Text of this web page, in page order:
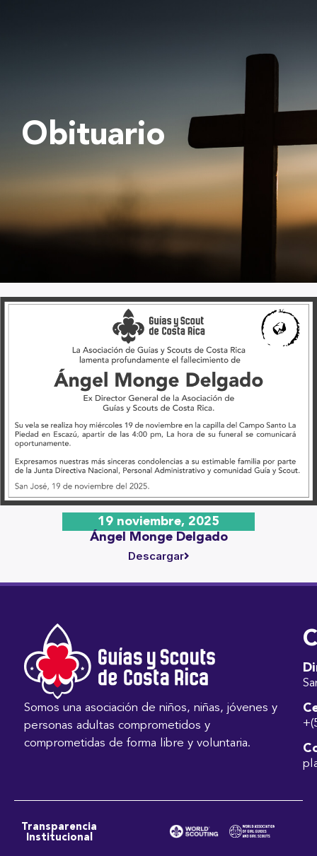
Obituario
19 noviembre, 2025
Ángel Monge Delgado
Descargar
Somos una asociación de niños, niñas, jóvenes y
personas adultas comprometidos y
comprometidas de forma libre y voluntaria.
Transparencia
Institucional